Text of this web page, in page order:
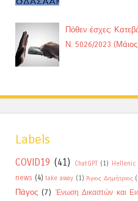
Πόθεν έσχες:
Ν. 5026/2023
Labels
COVID19 (41) ChatGPT (1) Hellenic
news (4) take away (1) Άγιος Δημήτριος
Πάγος (7) Ένωση Δικαστών και